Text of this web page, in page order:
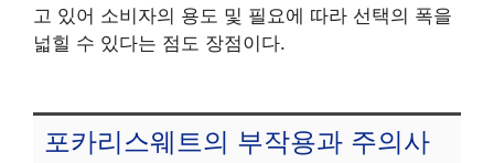
고 있어 소비자의 용도 및 필요에 따라 선택의 폭을
넓힐 수 있다는 점도 장점이다.
포카리스웨트의 부작용과 주의사